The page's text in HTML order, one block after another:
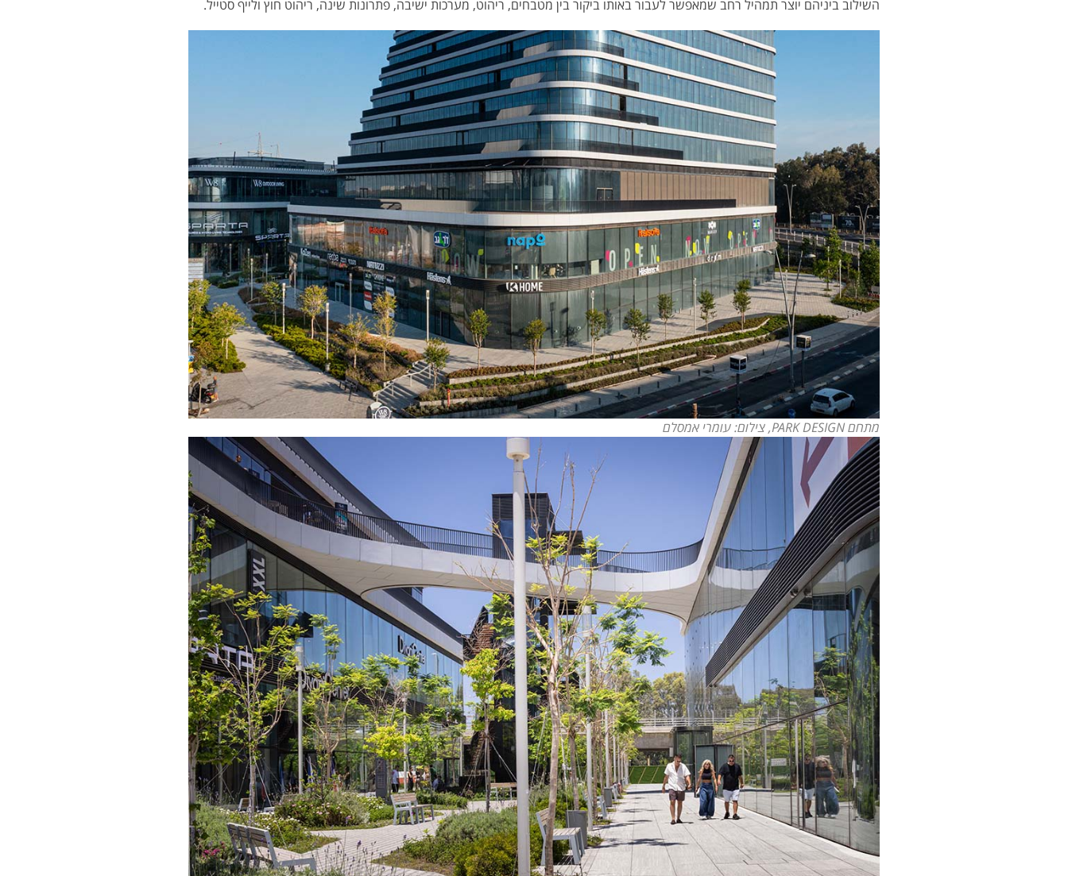
השילוב ביניהם יוצר תמהיל רחב שמאפשר לעבור באותו ביקור בין מטבחים, ריהוט, מערכות ישיבה, פתרונות שינה, ריהוט חוץ ולייף סטייל.
מתחם PARK DESIGN, צילום: עומרי אמסלם